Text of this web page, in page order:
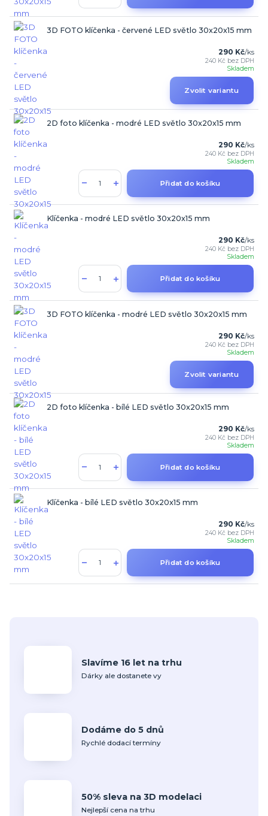
3D FOTO klíčenka - červené LED světlo 30x20x15 mm
290 Kč/ks
240 Kč bez DPH
Skladem
Zvolit variantu
2D foto klíčenka - modré LED světlo 30x20x15 mm
290 Kč/ks
240 Kč bez DPH
Skladem
Přidat do košíku
Klíčenka - modré LED světlo 30x20x15 mm
290 Kč/ks
240 Kč bez DPH
Skladem
Přidat do košíku
3D FOTO klíčenka - modré LED světlo 30x20x15 mm
290 Kč/ks
240 Kč bez DPH
Skladem
Zvolit variantu
2D foto klíčenka - bílé LED světlo 30x20x15 mm
290 Kč/ks
240 Kč bez DPH
Skladem
Přidat do košíku
Klíčenka - bílé LED světlo 30x20x15 mm
290 Kč/ks
240 Kč bez DPH
Skladem
Přidat do košíku
Slavíme 16 let na trhu
Dárky ale dostanete vy
Dodáme do 5 dnů
Rychlé dodací termíny
50% sleva na 3D modelaci
Nejlepší cena na trhu